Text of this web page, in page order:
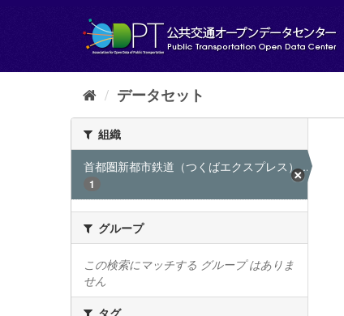
し
データセット
組織
首都圏新都市鉄道（つくばエクスプレス）...
1
グループ
この検索にマッチする グループ はありま
せん